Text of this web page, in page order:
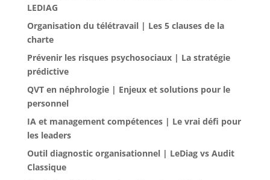
LEDIAG
Organisation du télétravail | Les 5 clauses de la
charte
Prévenir les risques psychosociaux | La stratégie
prédictive
QVT en néphrologie | Enjeux et solutions pour le
personnel
IA et management compétences | Le vrai défi pour
les leaders
Outil diagnostic organisationnel | LeDiag vs Audit
Classique